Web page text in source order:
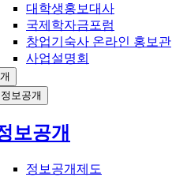
대학생홍보대사
국제학자금포럼
창업기숙사 온라인 홍보관
사업설명회
정보공개
보공개
정보공개제도